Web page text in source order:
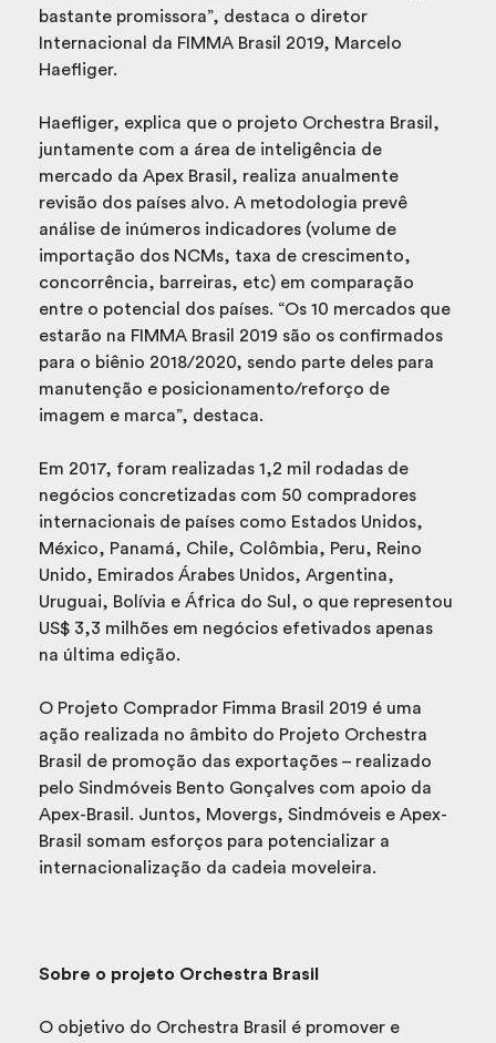
bastante promissora”, destaca o diretor
Internacional da FIMMA Brasil 2019, Marcelo
Haefliger.
Haefliger, explica que o projeto Orchestra Brasil,
juntamente com a área de inteligência de
mercado da Apex Brasil, realiza anualmente
revisão dos países alvo. A metodologia prevê
análise de inúmeros indicadores (volume de
importação dos NCMs, taxa de crescimento,
concorrência, barreiras, etc) em comparação
entre o potencial dos países. “Os 10 mercados que
estarão na FIMMA Brasil 2019 são os confirmados
para o biênio 2018/2020, sendo parte deles para
manutenção e posicionamento/reforço de
imagem e marca”, destaca.
Em 2017, foram realizadas 1,2 mil rodadas de
negócios concretizadas com 50 compradores
internacionais de países como Estados Unidos,
México, Panamá, Chile, Colômbia, Peru, Reino
Unido, Emirados Árabes Unidos, Argentina,
Uruguai, Bolívia e África do Sul, o que representou
US$ 3,3 milhões em negócios efetivados apenas
na última edição.
O Projeto Comprador Fimma Brasil 2019 é uma
ação realizada no âmbito do Projeto Orchestra
Brasil de promoção das exportações – realizado
pelo Sindmóveis Bento Gonçalves com apoio da
Apex-Brasil. Juntos, Movergs, Sindmóveis e Apex-
Brasil somam esforços para potencializar a
internacionalização da cadeia moveleira.
Sobre o projeto Orchestra Brasil
O objetivo do Orchestra Brasil é promover e